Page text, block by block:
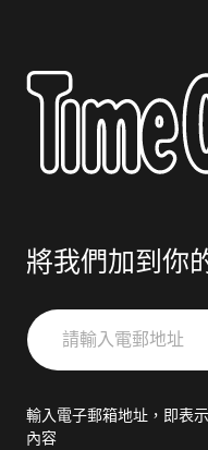
將我們加到你
請
輸
郵
輸入電子郵箱地址，即表
內容